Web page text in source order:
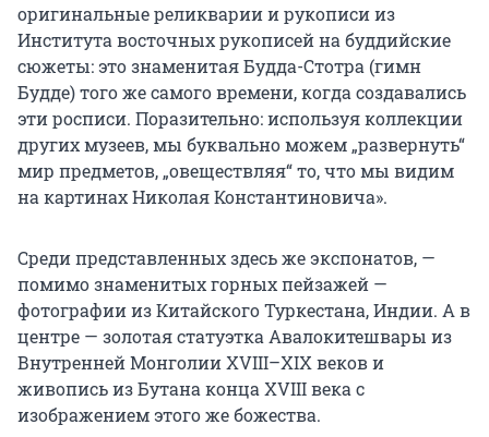
оригинальные реликварии и рукописи из
Института восточных рукописей на буддийские
сюжеты: это знаменитая Будда-Стотра (гимн
Будде) того же самого времени, когда создавались
эти росписи. Поразительно: используя коллекции
других музеев, мы буквально можем „развернуть“
мир предметов, „овеществляя“ то, что мы видим
на картинах Николая Константиновича».
Среди представленных здесь же экспонатов, —
помимо знаменитых горных пейзажей —
фотографии из Китайского Туркестана, Индии. А в
центре — золотая статуэтка Авалокитешвары из
Внутренней Монголии XVIII–XIX веков и
живопись из Бутана конца XVIII века с
изображением этого же божества.